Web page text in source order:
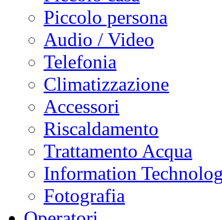
Piccolo persona
Audio / Video
Telefonia
Climatizzazione
Accessori
Riscaldamento
Trattamento Acqua
Information
Fotografia